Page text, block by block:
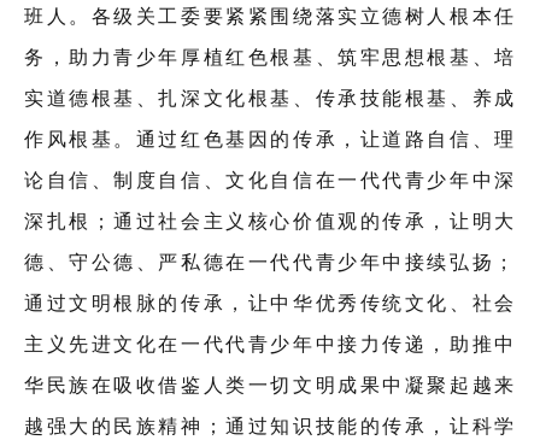
班人。各级关工委要紧紧围绕落实立德树人根本任
务，助力青少年厚植红色根基、筑牢思想根基、培
实道德根基、扎深文化根基、传承技能根基、养成
作风根基。通过红色基因的传承，让道路自信、理
论自信、制度自信、文化自信在一代代青少年中深
深扎根；通过社会主义核心价值观的传承，让明大
德、守公德、严私德在一代代青少年中接续弘扬；
通过文明根脉的传承，让中华优秀传统文化、社会
主义先进文化在一代代青少年中接力传递，助推中
华民族在吸收借鉴人类一切文明成果中凝聚起越来
越强大的民族精神；通过知识技能的传承，让科学